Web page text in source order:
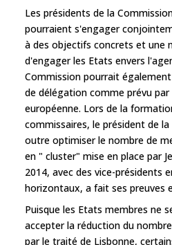
Les présidents de la
pourraient s'engager
à des objectifs concrets et une
d'engager les Etats envers
Commission pourrait
de délégation comme prévu
européenne. Lors de la
commissaires, le président de
outre optimiser le nombre de
en " cluster" mise en place par
2014, avec des vice-présidents
horizontaux, a fait ses preuves
Puisque les Etats membres ne
accepter la réduction du
par le traité de Lisbonne,